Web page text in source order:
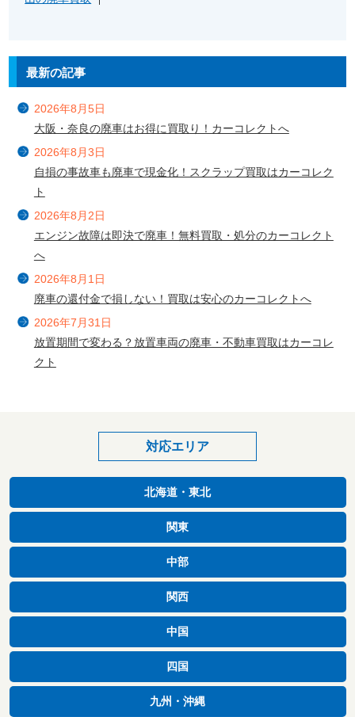
最新の記事
2026年8月5日
大阪・奈良の廃車はお得に買取り！カーコレクトへ
2026年8月3日
自損の事故車も廃車で現金化！スクラップ買取はカーコレク
ト
2026年8月2日
エンジン故障は即決で廃車！無料買取・処分のカーコレクト
へ
2026年8月1日
廃車の還付金で損しない！買取は安心のカーコレクトへ
2026年7月31日
放置期間で変わる？放置車両の廃車・不動車買取はカーコレ
クト
対応エリア
北海道・東北
関東
中部
関西
中国
四国
九州・沖縄